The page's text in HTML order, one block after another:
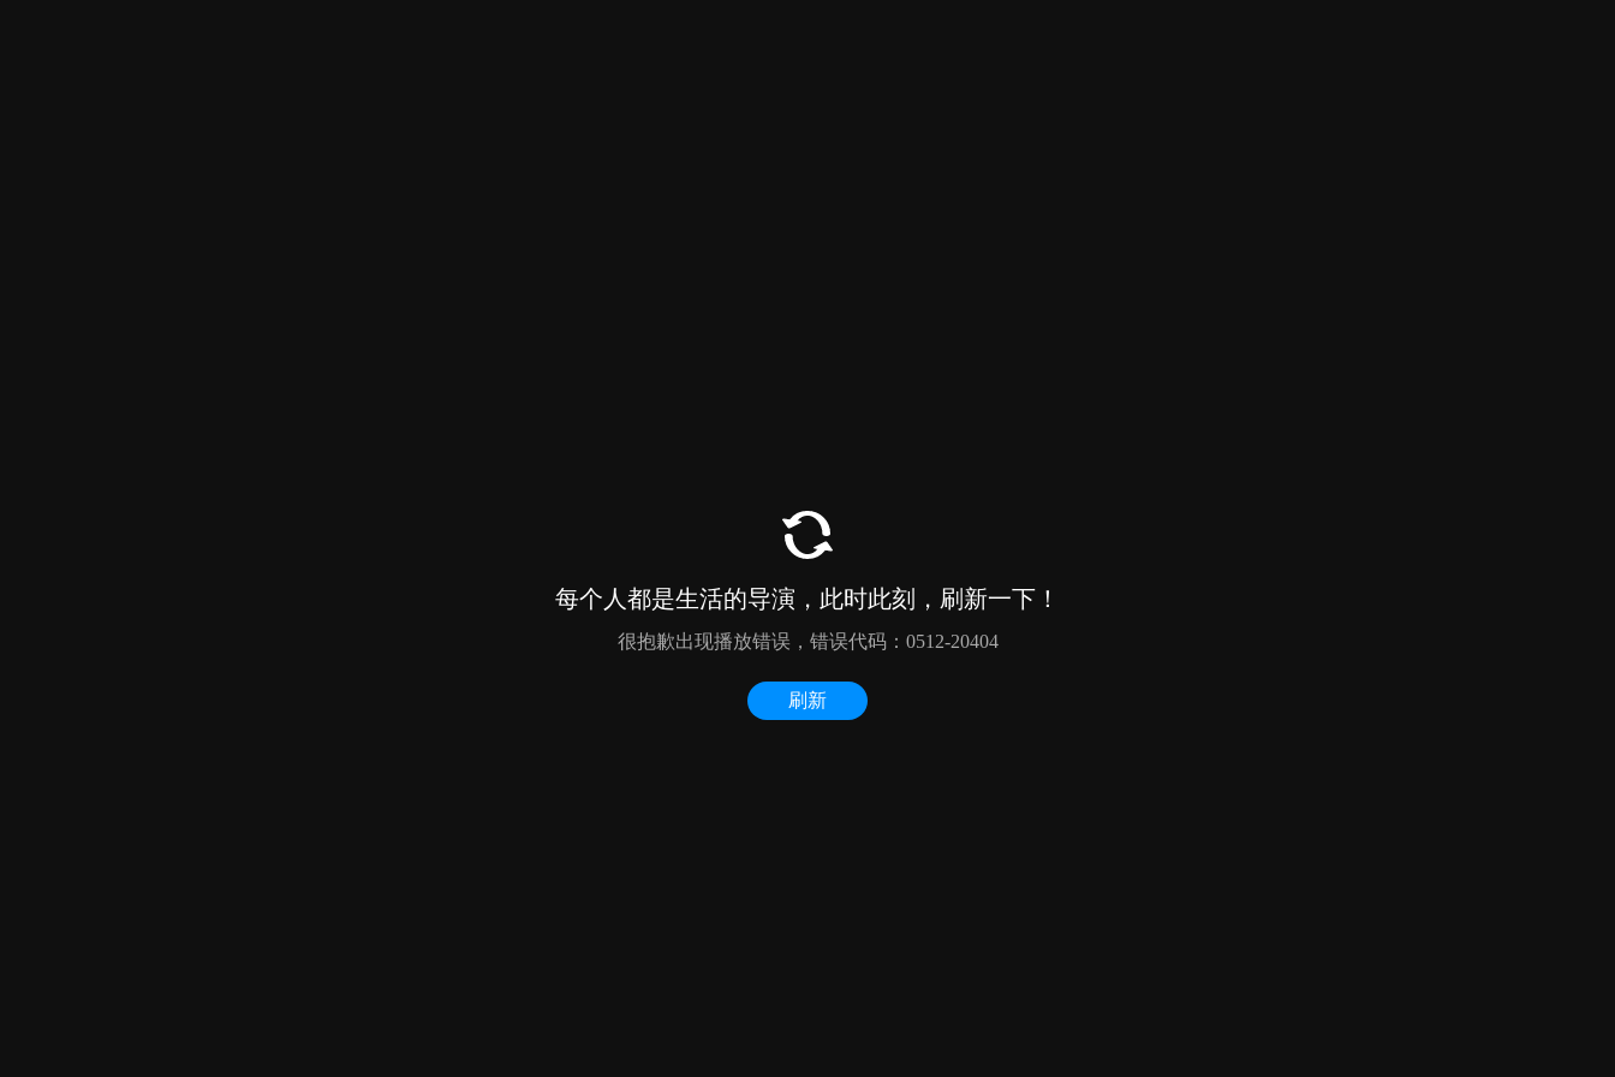
每个人都是生活的导演，此时此刻，刷新一下！
很抱歉出现播放错误，错误代码：0512-20404
刷新